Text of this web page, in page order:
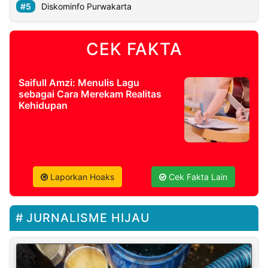
Diskominfo Purwakarta
CEK FAKTA
Saifull Amzi: Menulis Lagu
sebagai Cara Merekam Realitas
Kehidupan
Laporkan Hoaks Cek Fakta Lain
JURNALISME HIJAU